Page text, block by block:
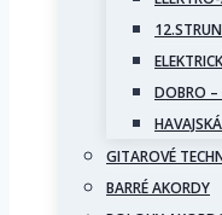
DOBRO –
GITAROVÉ
BARRÉ AKORDY